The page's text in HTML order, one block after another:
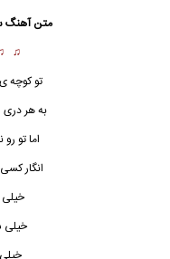
متن آهنگ
♫
تو کوچه
به هر
اما تو
انگار
خیلی
خیلی